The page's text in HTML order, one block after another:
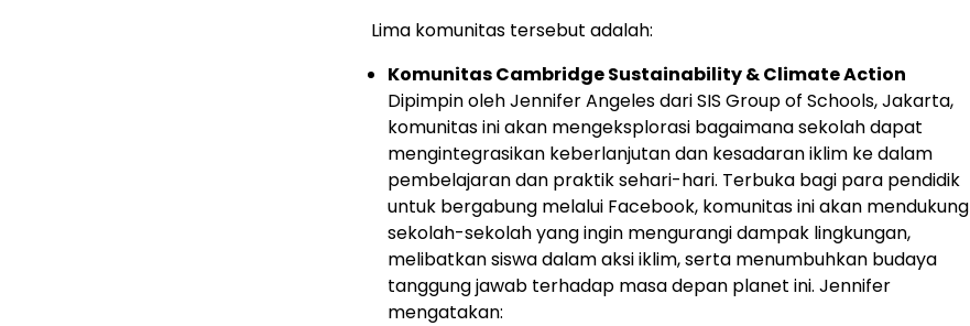
Lima komunitas tersebut adalah:
Komunitas Cambridge Sustainability & Climate Action
Dipimpin olehJennifer Angelesdari SIS Group of Schools,Jakarta,
komunitas ini akan mengeksplorasi bagaimana sekolah dapat
mengintegrasikan keberlanjutan dan kesadaran iklim ke dalam
pembelajaran dan praktik sehari-hari. Terbuka bagi para pendidik
untuk bergabung melalui Facebook, komunitas ini akan mendukung
sekolah-sekolah yang ingin mengurangi dampak lingkungan,
melibatkan siswa dalam aksi iklim, serta menumbuhkan budaya
tanggung jawab terhadap masa depan planet ini. Jennifer
mengatakan: